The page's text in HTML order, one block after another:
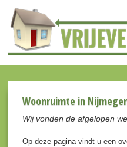
Woonruimte in
Wij vonden de afgelopen
Op deze pagina vindt u een